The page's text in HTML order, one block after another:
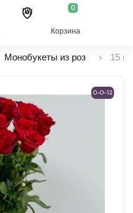
Шу 0
Корзина
Монобукеты из роз 15
0-0-12